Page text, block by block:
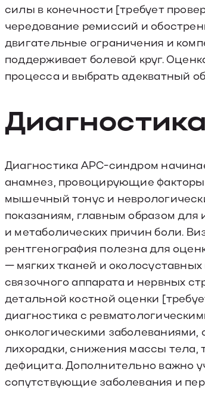
силы в конечности [требует
чередование ремиссий и
двигательные ограничения и
поддерживает болевой круг.
процесса и выбрать адекватный
Диагностика
Диагностика АРС-синдром
анамнез, провоцирующие
мышечный тонус и
показаниям, главным образом
и метаболических причин боли.
рентгенография полезна для
— мягких тканей и
связочного аппарата и нервных
детальной костной оценки
диагностика с
онкологическими заболеваниями,
лихорадки, снижения массы
дефицита. Дополнительно важно
сопутствующие заболевания и